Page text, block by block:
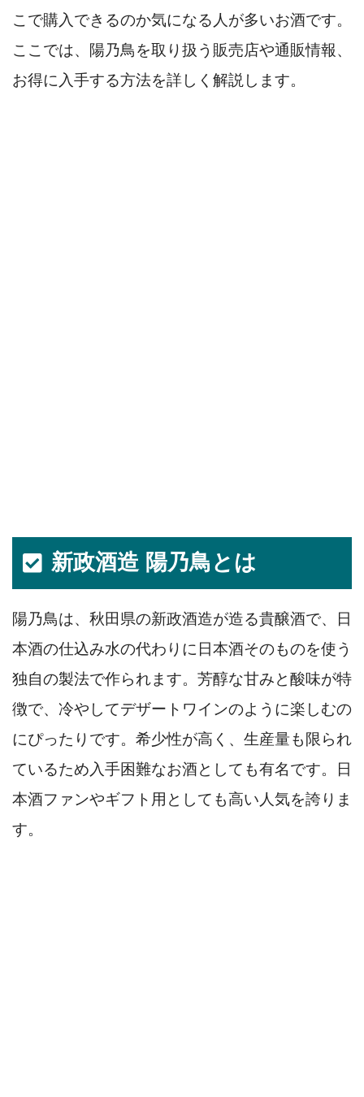
こで購入できるのか気になる人が多いお酒です。
ここでは、陽乃鳥を取り扱う販売店や通販情報、
お得に入手する方法を詳しく解説します。
新政酒造 陽乃鳥とは
陽乃鳥は、秋田県の新政酒造が造る貴醸酒で、日
本酒の仕込み水の代わりに日本酒そのものを使う
独自の製法で作られます。芳醇な甘みと酸味が特
徴で、冷やしてデザートワインのように楽しむの
にぴったりです。希少性が高く、生産量も限られ
ているため入手困難なお酒としても有名です。日
本酒ファンやギフト用としても高い人気を誇りま
す。